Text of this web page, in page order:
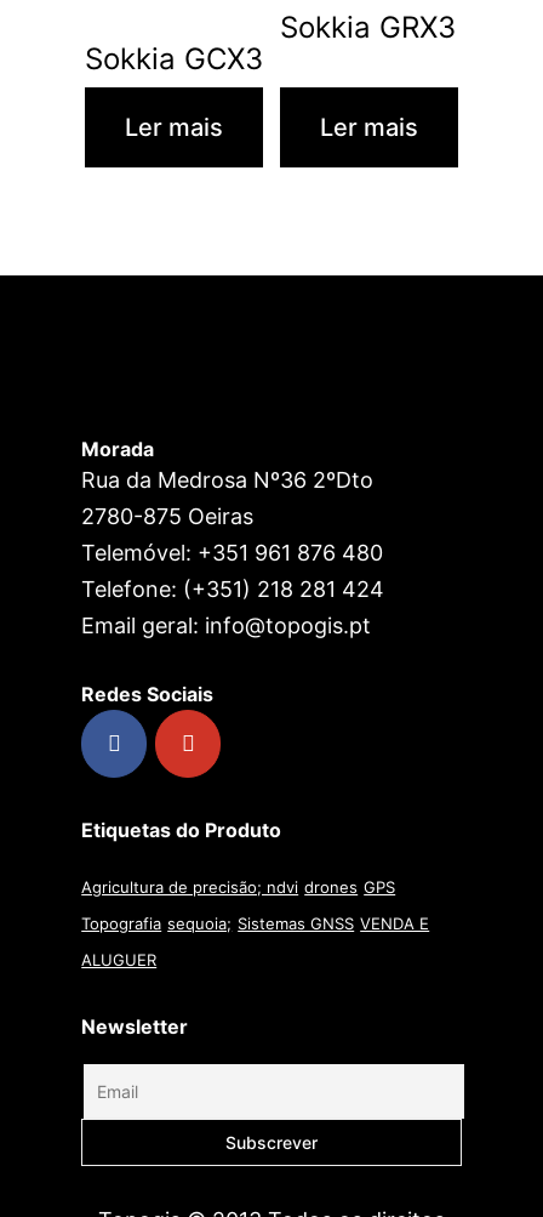
Sokkia GCX3
Ler mais
Sokkia GRX3
Ler mais
Morada
Rua da Medrosa Nº36 2ºDto
2780-875 Oeiras
Telemóvel: +351 961 876 480
Telefone: (+351) 218 281 424
Email geral: info@topogis.pt
Redes Sociais
Etiquetas do Produto
Agricultura de precisão; ndvi drones GPS
Topografia sequoia; Sistemas GNSS VENDA E
ALUGUER
Newsletter